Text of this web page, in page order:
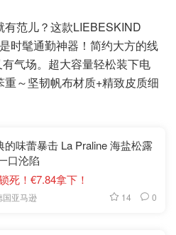
有范儿？这款LIEBESKIND
时髦通勤神器！简约大方的线
气场。超大容量轻松装下电
～坚韧帆布材质+精致皮质细
的味蕾暴击 La Praline 海盐松露
口沦陷
死！€7.84拿下！
亚马逊 14 0